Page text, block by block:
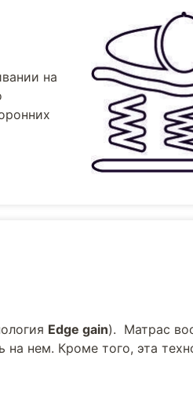
на
Edge gain). Матрас
нем. Кроме того, эта